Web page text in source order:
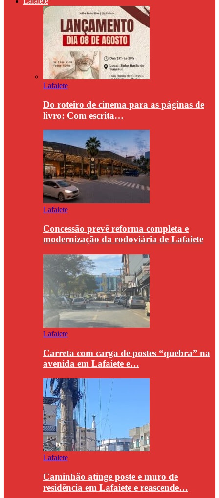
Lafaiete
Do roteiro de cinema para as páginas de
livro: Com escrita…
Lafaiete
Concessão prevê reforma completa e
modernização da rodoviária de Lafaiete
Lafaiete
Carreta com carga de postes “quebra” na
avenida em Lafaiete e…
Lafaiete
Caminhão atinge poste e muro de
residência em Lafaiete e reascende…